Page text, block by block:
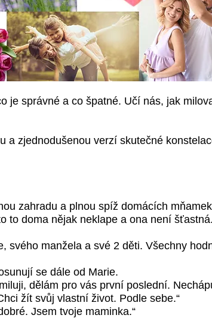
je správné a co špatné. Učí nás, jak
a zjednodušenou verzí skutečné
zahradu a plnou spíž domácích
to doma nějak neklape a ona není šťastná.
svého manžela a své 2 děti. Všechny
se dále od Marie.
dělám pro vás první poslední.
žít svůj vlastní život. Podle sebe.“
Jsem tvoje maminka.“